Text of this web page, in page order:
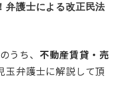
弁護士による改正民法
うち、 不動産賃貸・売
玉弁護士に解説して頂